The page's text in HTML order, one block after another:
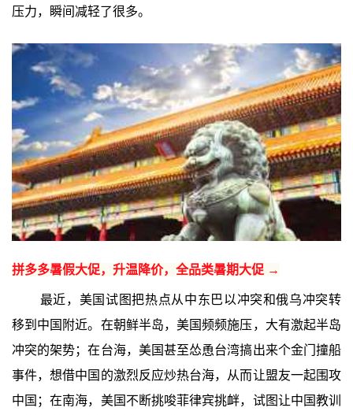
压力，瞬间减轻了很多。
拼多多暑假大促，升温降价，全品类暑期大促 →
最近，美国试图把热点从中东巴以冲突和俄乌冲突转
移到中国附近。在朝鲜半岛，美国频频施压，大有激起半岛
冲突的架势；在台海，美国甚至怂恿台湾搞出来个金门撞船
事件，想借中国的激烈反应炒热台海，从而让盟友一起围攻
中国；在南海，美国不断挑唆菲律宾挑衅，试图让中国教训